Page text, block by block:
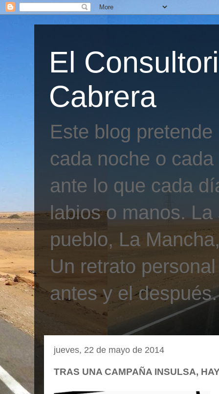
El
Cabrera
Este blog
cada noche o
ante lo que cada
labios o manos.
pueblo, La
Un retrato
antes y el después.
jueves, 22 de mayo de 2014
TRAS UNA CAMPAÑA INSULSA,